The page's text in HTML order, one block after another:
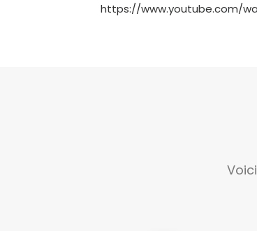
https://www.youtube.com/